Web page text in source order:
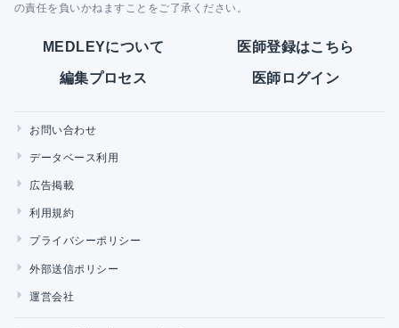
の責任を負いかねますことをご了承ください。
MEDLEYについて 医師登録はこちら
編集プロセス 医師ログイン
お問い合わせ
データベース利用
広告掲載
利用規約
プライバシーポリシー
外部送信ポリシー
運営会社